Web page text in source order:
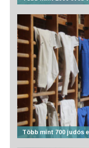
Több mint 700 judós